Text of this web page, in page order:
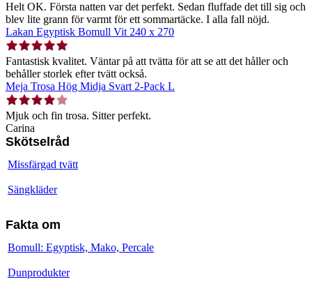
Helt OK. Första natten var det perfekt. Sedan fluffade det till sig och
blev lite grann för varmt för ett sommartäcke. I alla fall nöjd.
Lakan Egyptisk Bomull Vit 240 x 270
Fantastisk kvalitet. Väntar på att tvätta för att se att det håller och
behåller storlek efter tvätt också.
Meja Trosa Hög Midja Svart 2-Pack L
Mjuk och fin trosa. Sitter perfekt.
Carina
Skötselråd
Missfärgad tvätt
Sängkläder
Fakta om
Bomull: Egyptisk, Mako, Percale
Dunprodukter